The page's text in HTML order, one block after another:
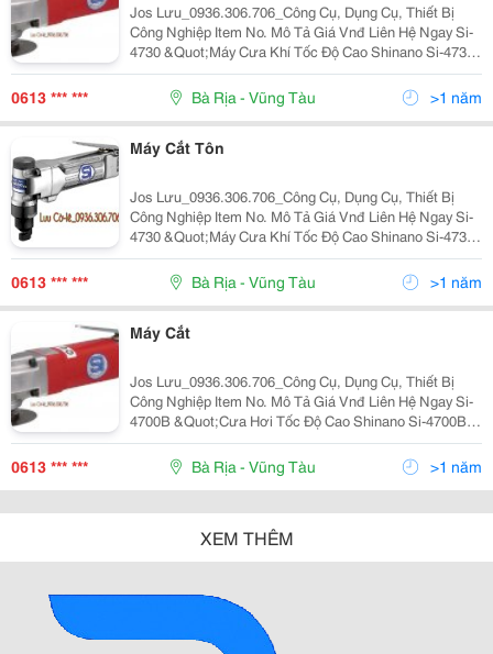
Jos Lưu_0936.306.706_Công Cụ, Dụng Cụ, Thiết Bị
Công Nghiệp Item No. Mô Tả Giá Vnđ Liên Hệ Ngay Si-
4730 &Quot;Máy Cưa Khí Tốc Độ Cao Shinano Si-4730
Kích Thước Đầu Mở Dũa Mm/(In.): 5/(3/16) Đầu Cắt
Mm/(In.):5/(3/16) Tốc Độ Không
0613 *** *** Bà Rịa - Vũng Tàu >1 năm
Máy Cắt Tôn
Jos Lưu_0936.306.706_Công Cụ, Dụng Cụ, Thiết Bị
Công Nghiệp Item No. Mô Tả Giá Vnđ Liên Hệ Ngay Si-
4730 &Quot;Máy Cưa Khí Tốc Độ Cao Shinano Si-4730
Kích Thước Đầu Mở Dũa Mm/(In.): 5/(3/16) Đầu Cắt
Mm/(In.):5/(3/16) Tốc Độ Không
0613 *** *** Bà Rịa - Vũng Tàu >1 năm
Máy Cắt
Jos Lưu_0936.306.706_Công Cụ, Dụng Cụ, Thiết Bị
Công Nghiệp Item No. Mô Tả Giá Vnđ Liên Hệ Ngay Si-
4700B &Quot;Cưa Hơi Tốc Độ Cao Shinano Si-4700B
Đầu Cắt Mm/(In.): 3/(1/8) Tốc Độ Không Tải Rpm:
10,000Vòng/Phút Trọng Lượng Kg: 0.
0613 *** *** Bà Rịa - Vũng Tàu >1 năm
XEM THÊM